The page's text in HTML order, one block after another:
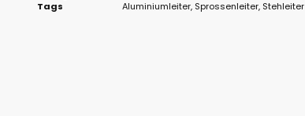
Tags
Aluminiumleiter, Sprossenleiter, Stehleiter